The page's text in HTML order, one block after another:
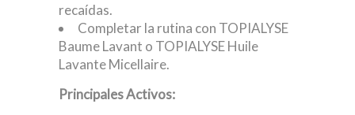
recaídas.
Completar la rutina con TOPIALYSE
Baume Lavant o TOPIALYSE Huile
Lavante Micellaire.
Principales Activos: